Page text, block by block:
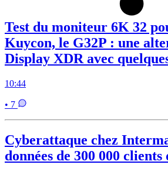
Test du moniteur 6K 32
Kuycon, le G32P : une
Display XDR avec
10:44
• 7
Cyberattaque chez
données de 300 000